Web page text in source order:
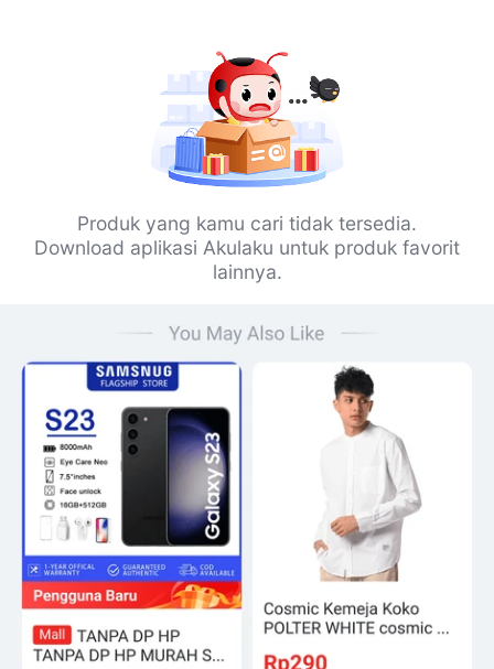
Produk yang kamu cari tidak tersedia.
Download aplikasi Akulaku untuk produk favorit
lainnya.